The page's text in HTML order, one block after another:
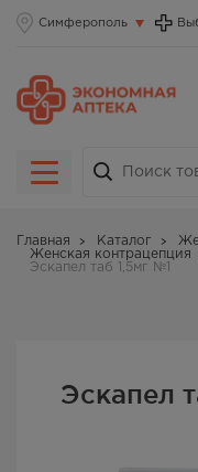
Симферополь
Главная Каталог
Женская контрацепция
Эскапел таб 1,5мг №1
Эскапел